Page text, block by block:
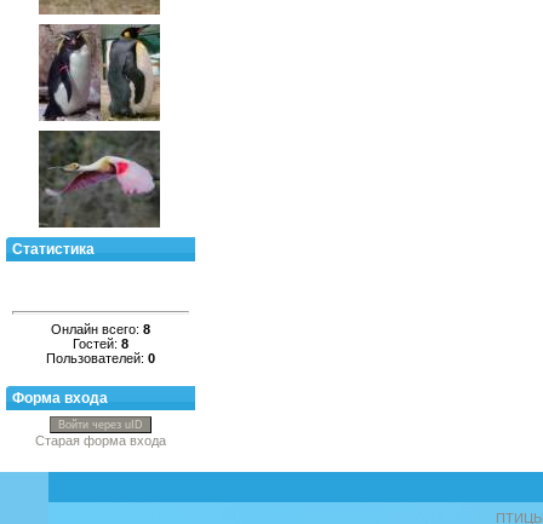
Статистика
Онлайн всего: 8
Гостей: 8
Пользователей: 0
Форма входа
Войти через uID
Старая форма входа